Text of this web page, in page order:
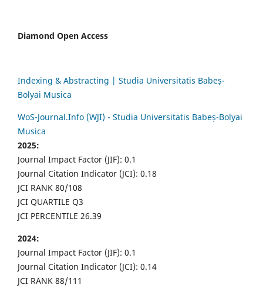
Diamond Open Access
Indexing & Abstracting | Studia Universitatis Babeș-
Bolyai Musica
WoS-Journal.Info (WJI) - Studia Universitatis Babeș-Bolyai
Musica
2025:
Journal Impact Factor (JIF): 0.1
Journal Citation Indicator (JCI): 0.18
JCI RANK 80/108
JCI QUARTILE Q3
JCI PERCENTILE 26.39
2024:
Journal Impact Factor (JIF): 0.1
Journal Citation Indicator (JCI): 0.14
JCI RANK 88/111